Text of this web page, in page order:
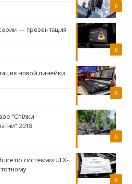
0
0
— презентация
0
новой линейки
0
“Спілки
2018
0
по системам ULX-